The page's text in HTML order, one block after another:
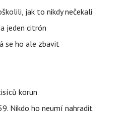
jak to nikdy nečekali
jeden citrón
se ho ale zbavit
korun
Nikdo ho neumí nahradit